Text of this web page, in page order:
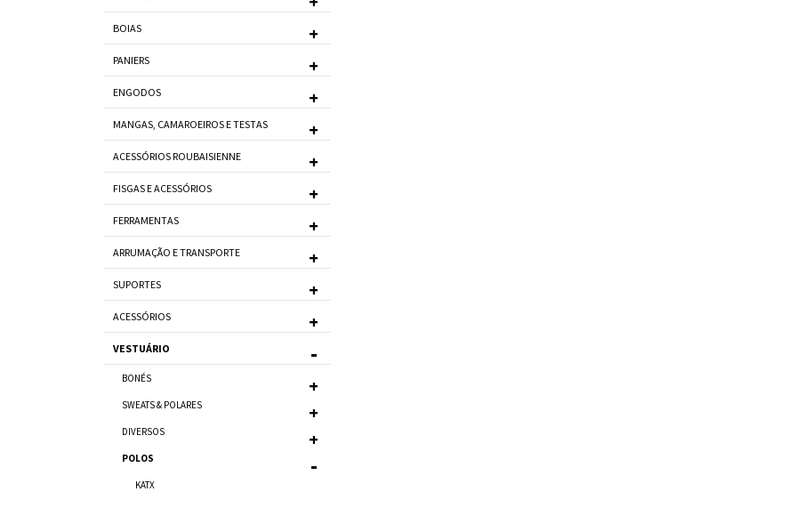
BOIAS
PANIERS
ENGODOS
MANGAS, CAMAROEIROS E TESTAS
ACESSÓRIOS ROUBAISIENNE
FISGAS E ACESSÓRIOS
FERRAMENTAS
ARRUMAÇÃO E TRANSPORTE
SUPORTES
ACESSÓRIOS
VESTUÁRIO
BONÉS
SWEATS & POLARES
DIVERSOS
POLOS
KATX